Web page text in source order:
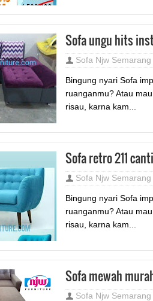
Sofa ungu hits
Sofa Njw Semarang
Bingung nyari Sofa
ruanganmu? Atau
risau, karna kam...
Sofa retro 211
Sofa Njw Semarang
Bingung nyari Sofa
ruanganmu? Atau
risau, karna kam...
Sofa mewah
Sofa Njw Semarang